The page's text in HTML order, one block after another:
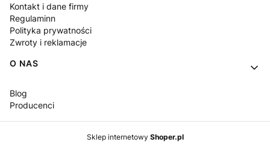
Kontakt i dane firmy
Regulaminn
Polityka prywatności
Zwroty i reklamacje
O NAS
Blog
Producenci
Sklep internetowy Shoper.pl